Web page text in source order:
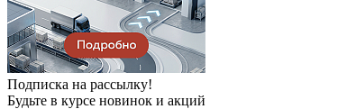
Подписка на рассылку!
Будьте в курсе новинок и акций